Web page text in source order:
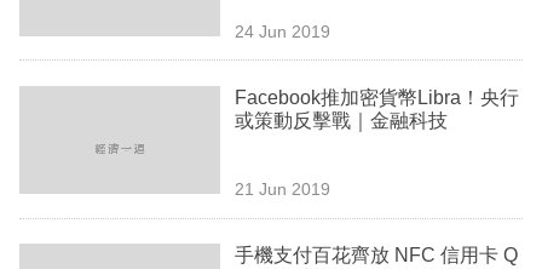
閱
24 Jun 2019
Facebook推加密貨幣Libra！央行
或策動反擊戰｜金融科技
21 Jun 2019
手機支付百花齊放 NFC 信用卡 Q